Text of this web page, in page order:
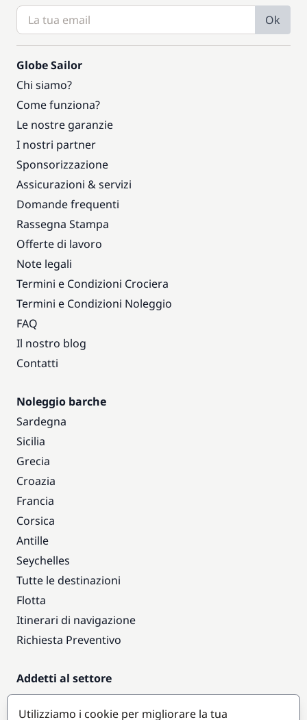
Ok
Globe Sailor
Chi siamo?
Come funziona?
Le nostre garanzie
I nostri partner
Sponsorizzazione
Assicurazioni & servizi
Domande frequenti
Rassegna Stampa
Offerte di lavoro
Note legali
Termini e Condizioni Crociera
Termini e Condizioni Noleggio
FAQ
Il nostro blog
Contatti
Noleggio barche
Sardegna
Sicilia
Grecia
Croazia
Francia
Corsica
Antille
Seychelles
Tutte le destinazioni
Flotta
Itinerari di navigazione
Richiesta Preventivo
Addetti al settore
Accesso armatori
Utilizziamo i cookie per migliorare la tua